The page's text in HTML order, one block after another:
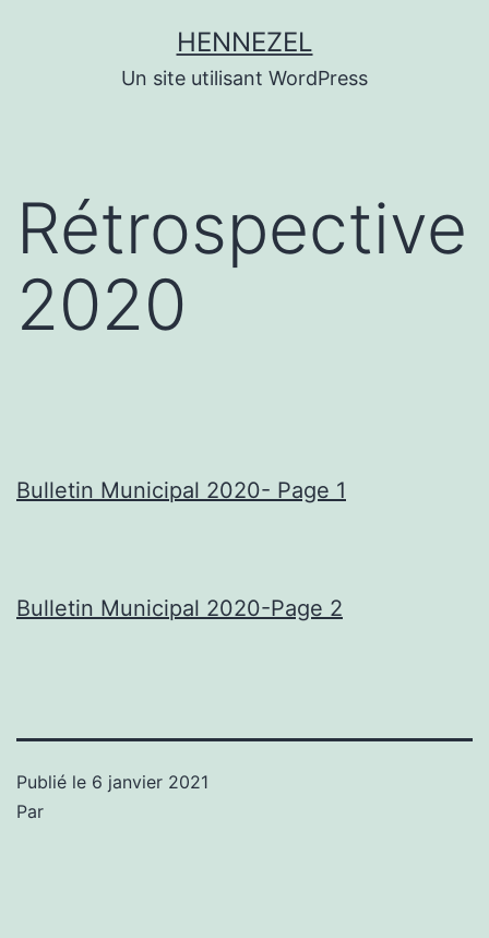
HENNEZEL
Un site utilisant WordPress
Rétrospective
2020
Bulletin Municipal 2020- Page 1
Bulletin Municipal 2020-Page 2
Publié le 6 janvier 2021
Par